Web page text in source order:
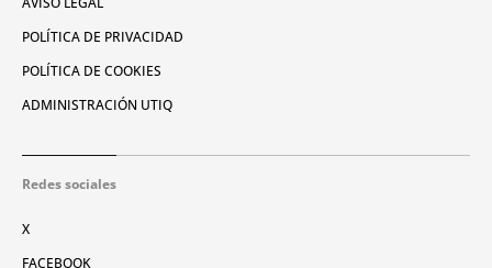
POLÍTICA DE PRIVACIDAD
POLÍTICA DE COOKIES
ADMINISTRACIÓN UTIQ
Redes sociales
X
FACEBOOK